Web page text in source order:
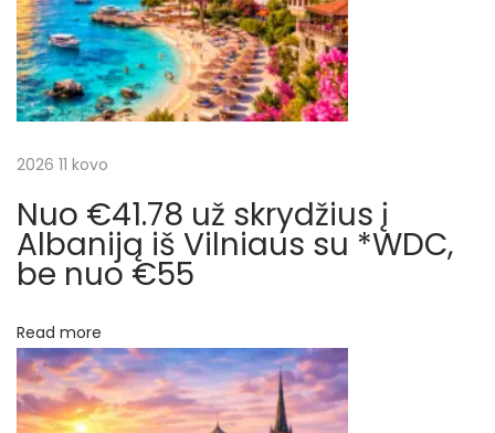
i
j
a
t
a
r
p
e
l
i
o
ę
į
K
i
r
ą
r
u
2026 11 kovo
Nuo €41.78 už skrydžius į
Albaniją iš Vilniaus su *WDC,
be nuo €55
Read more